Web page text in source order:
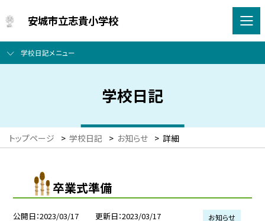
安城市立志貴小学校
学校日記メニュー
学校日記
トップページ > 学校日記 > お知らせ > 詳細
卒業式準備
公開日 2023/03/17 更新日 2023/03/17 お知らせ